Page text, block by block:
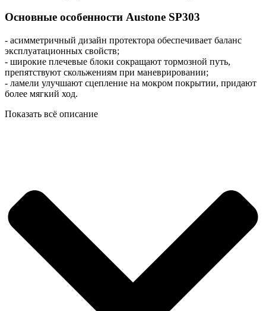
Основные особенности Austone SP303
- асимметричный дизайн протектора обеспечивает баланс
эксплуатационных свойств;
- широкие плечевые блоки сокращают тормозной путь,
препятствуют скольжениям при маневрировании;
- ламели улучшают сцепление на мокром покрытии, придают
более мягкий ход.
Показать всё описание